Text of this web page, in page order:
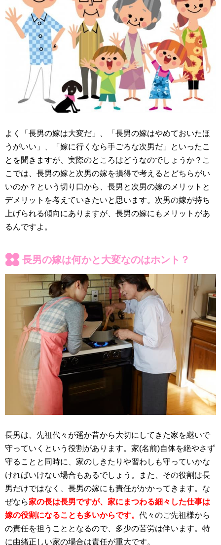
よく「長男の嫁は大変だ」、「長男の嫁はやめておいたほ
うがいい」、「嫁に行くなら手ごろな次男だ」といったこ
とを聞きますが、実際のところはどうなのでしょうか？こ
こでは、長男の嫁と次男の嫁を損得で考えるとどちらがい
いのか？という切り口から、長男と次男の嫁のメリットと
デメリットを考えていきたいと思います。次男の嫁が持ち
上げられる傾向にありますが、長男の嫁にもメリットがあ
るんですよ。
長男の嫁は何かと大変なのはホント？
長男は、先祖代々が遥か昔から大切にしてきた家を継いで
守っていくという役割があります。家(名前)自体を絶やさず
守ることと同時に、家のしきたりや習わしも守っていかな
ければいけない場合もあるでしょう。また、その役割は長
男だけではなく、長男の嫁にも責任がかかってきます。な
ぜなら家の長は長男ですが、家にまつわる細々した仕事は
嫁の役割になることも多いからです。 代々のご先祖様から
の責任を担うこととなるので、多少の苦労は伴います。特
に由緒正しい家の場合は責任が重大です。